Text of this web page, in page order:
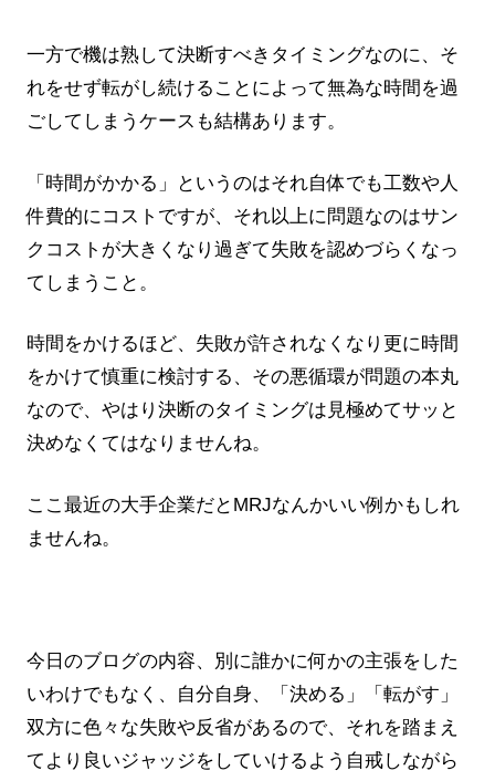
一方で機は熟して決断すべきタイミングなのに、そ
れをせず転がし続けることによって無為な時間を過
ごしてしまうケースも結構あります。
「時間がかかる」というのはそれ自体でも工数や人
件費的にコストですが、それ以上に問題なのはサン
クコストが大きくなり過ぎて失敗を認めづらくなっ
てしまうこと。
時間をかけるほど、失敗が許されなくなり更に時間
をかけて慎重に検討する、その悪循環が問題の本丸
なので、やはり決断のタイミングは見極めてサッと
決めなくてはなりませんね。
ここ最近の大手企業だとMRJなんかいい例かもしれ
ませんね。
今日のブログの内容、別に誰かに何かの主張をした
いわけでもなく、自分自身、「決める」「転がす」
双方に色々な失敗や反省があるので、それを踏まえ
てより良いジャッジをしていけるよう自戒しながら